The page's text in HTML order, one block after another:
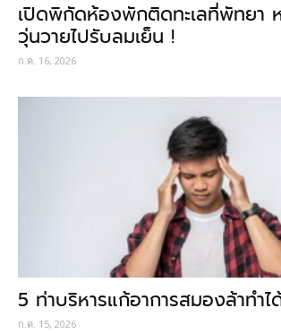
เปิดพิกัดห้องพักติดทะเลที่พัทยา
วุ่นวายไปรับลมเย็น !
ก.ค. 16, 2026
5 ท่าบริหารแก้อาการสมองล้าทำ
ก.ค. 15, 2026